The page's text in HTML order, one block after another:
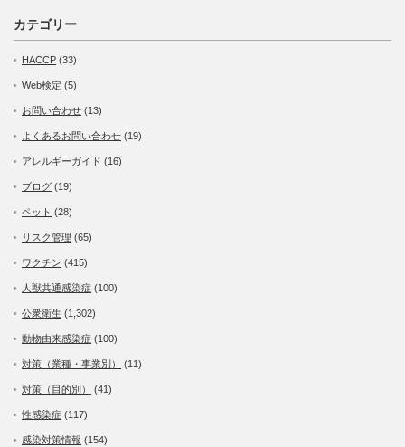
カテゴリー
HACCP (33)
Web検定 (5)
お問い合わせ (13)
よくあるお問い合わせ (19)
アレルギーガイド (16)
ブログ (19)
ペット (28)
リスク管理 (65)
ワクチン (415)
人獣共通感染症 (100)
公衆衛生 (1,302)
動物由来感染症 (100)
対策（業種・事業別） (11)
対策（目的別） (41)
性感染症 (117)
感染対策情報 (154)